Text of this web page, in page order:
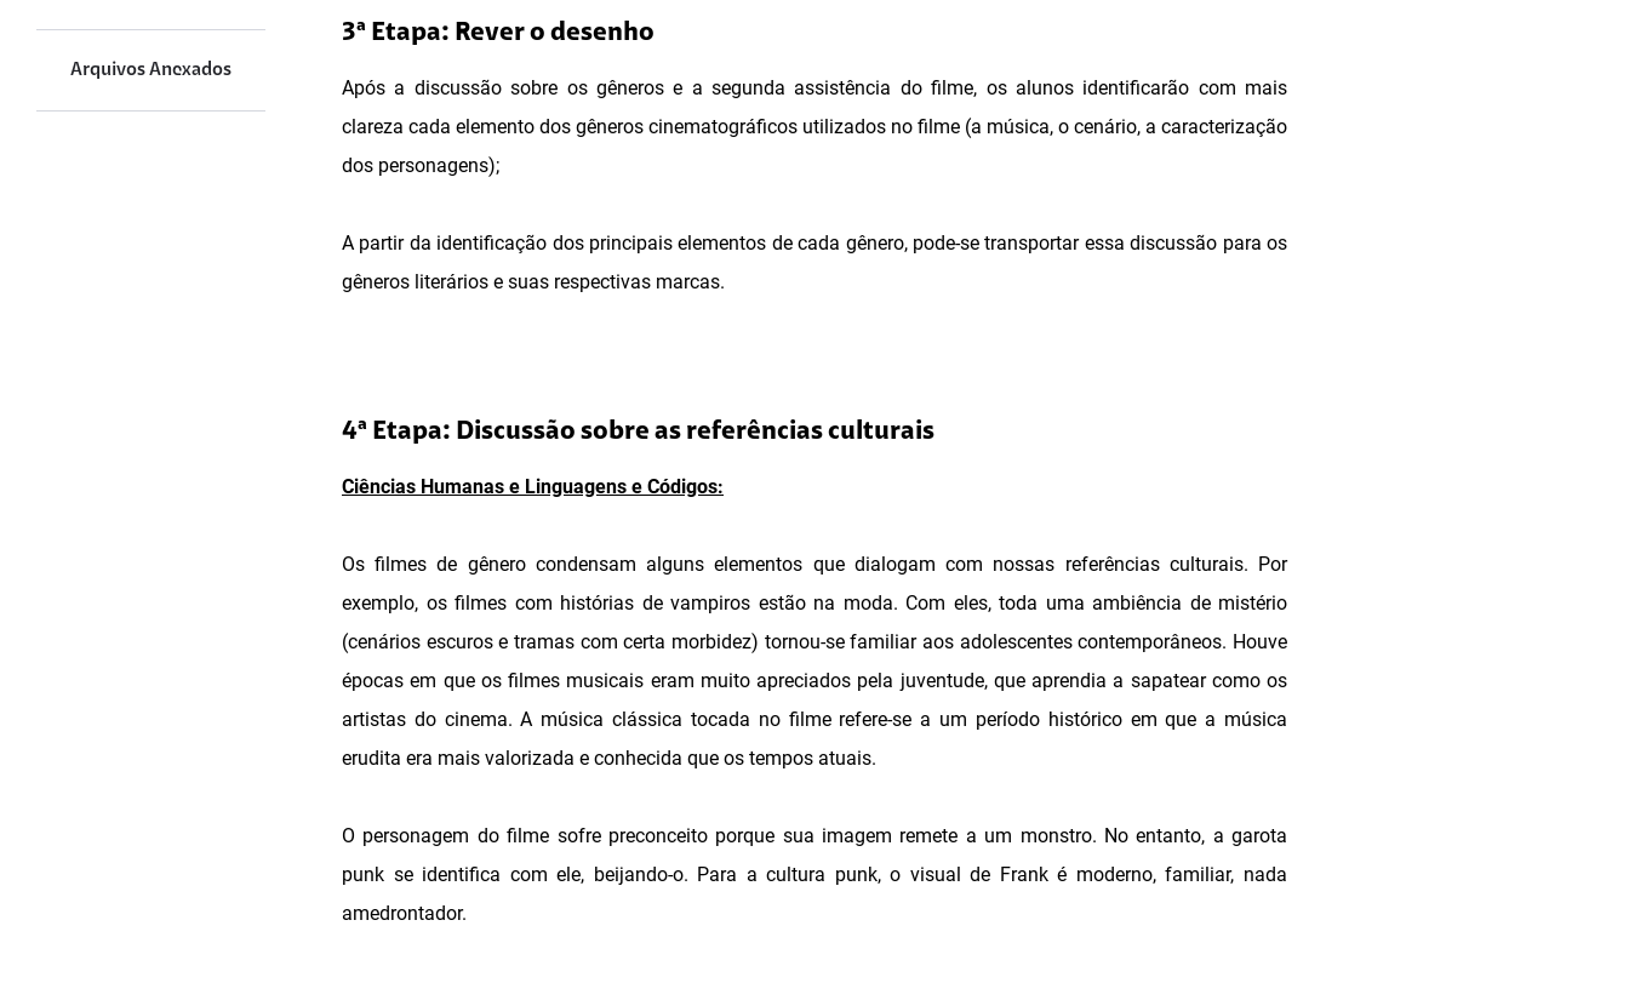
Arquivos Anexados
3ª Etapa: Rever o desenho
Após a discussão sobre os gêneros e a segunda assistência do filme, os alunos identificarão com mais
clareza cada elemento dos gêneros cinematográficos utilizados no filme (a música, o cenário, a caracterização
dos personagens);
A partir da identificação dos principais elementos de cada gênero, pode-se transportar essa discussão para os
gêneros literários e suas respectivas marcas.
4ª Etapa: Discussão sobre as referências culturais
Ciências Humanas e Linguagens e Códigos:
Os filmes de gênero condensam alguns elementos que dialogam com nossas referências culturais. Por
exemplo, os filmes com histórias de vampiros estão na moda. Com eles, toda uma ambiência de mistério
(cenários escuros e tramas com certa morbidez) tornou-se familiar aos adolescentes contemporâneos. Houve
épocas em que os filmes musicais eram muito apreciados pela juventude, que aprendia a sapatear como os
artistas do cinema. A música clássica tocada no filme refere-se a um período histórico em que a música
erudita era mais valorizada e conhecida que os tempos atuais.
O personagem do filme sofre preconceito porque sua imagem remete a um monstro. No entanto, a garota
punk se identifica com ele, beijando-o. Para a cultura punk, o visual de Frank é moderno, familiar, nada
amedrontador.